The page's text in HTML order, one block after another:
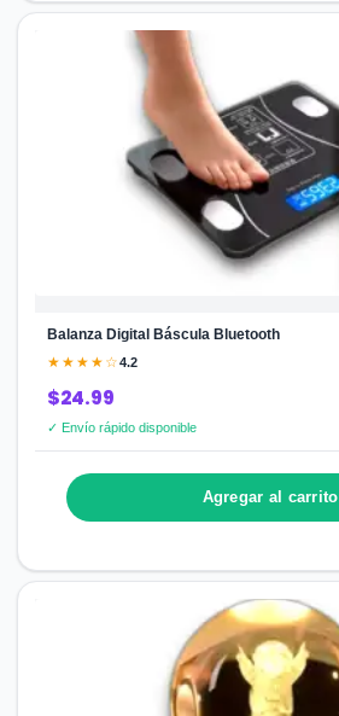
Balanza Digital Báscula Bluetooth
★★★★☆4.2
$24.99
✓ Envío rápido disponible
Agregar al carrito